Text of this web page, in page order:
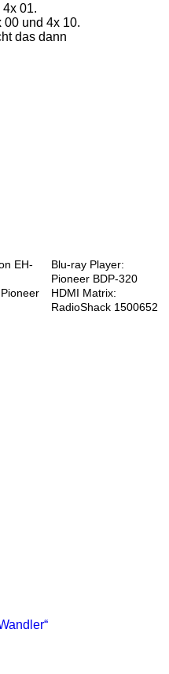
01.
00 und 4x 10.
das dann
EH-
Blu-ray Player:
Pioneer BDP-320
HDMI Matrix:
RadioShack 1500652